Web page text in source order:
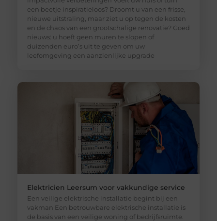
een beetje inspiratieloos? Droomt u van een frisse,
nieuwe uitstraling, maar ziet u op tegen de kosten
en de chaos van een grootschalige renovatie? Goed
nieuws: u hoeft geen muren te slopen of
duizenden euro’s uit te geven om uw
leefomgeving een aanzienlijke upgrade
Elektricien Leersum voor vakkundige service
Een veilige elektrische installatie begint bij een
vakman Een betrouwbare elektrische installatie is
de basis van een veilige woning of bedrijfsruimte.